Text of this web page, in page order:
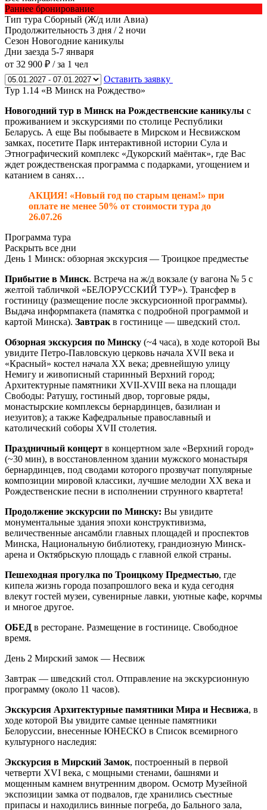
Раннее бронирование
Тип тура Сборный (Ж/д или Авиа)
Продолжительность 3 дня / 2 ночи
Сезон Новогодние каникулы
Дни заезда 5-7 января
от 32 900 ₽ / за 1 чел
Оставить заявку
Тур 1.14 «В Минск на Рождество»
Новогодний тур в Минск на Рождественские каникулы с
проживанием и экскурсиями по столице Республики
Беларусь. А еще Вы побываете в Мирском и Несвижском
замках, посетите Парк интерактивной истории Сула и
Этнографический комплекс «Дукорский маёнтак», где Вас
ждет рождественская программа с подарками, угощением и
катанием в санях…
АКЦИЯ! «Новый год по старым ценам!» при
оплате не менее 50% от стоимости тура до
26.07.26
Программа тура
Раскрыть все дни
День 1 Минск: обзорная экскурсия — Троицкое предместье
Прибытие в Минск. Встреча на ж/д вокзале (у вагона № 5 с
желтой табличкой «БЕЛОРУССКИЙ ТУР»). Трансфер в
гостиницу (размещение после экскурсионной программы).
Выдача информпакета (памятка с подробной программой и
картой Минска). Завтрак в гостинице — шведский стол.
Обзорная экскурсия по Минску (~4 часа), в ходе которой Вы
увидите Петро-Павловскую церковь начала ХVII века и
«Красный» костел начала ХХ века; древнейшую улицу
Немигу и живописный старинный Верхний город;
Архитектурные памятники XVII-XVIII века на площади
Свободы: Ратушу, гостиный двор, торговые ряды,
монастырские комплексы бернардинцев, базилиан и
иезуитов); а также Кафедральные православный и
католический соборы ХVII столетия.
Праздничный концерт в концертном зале «Верхний город»
(~30 мин), в восстановленном здании мужского монастыря
бернардинцев, под сводами которого прозвучат популярные
композиции мировой классики, лучшие мелодии XX века и
Рождественские песни в исполнении струнного квартета!
Продолжение экскурсии по Минску: Вы увидите
монументальные здания эпохи конструктивизма,
величественные ансамбли главных площадей и проспектов
Минска, Национальную библиотеку, грандиозную Минск-
арена и Октябрьскую площадь с главной елкой страны.
Пешеходная прогулка по Троицкому Предместью, где
кипела жизнь города позапрошлого века и куда сегодня
влекут гостей музеи, сувенирные лавки, уютные кафе, корчмы
и многое другое.
ОБЕД в ресторане. Размещение в гостинице. Свободное
время.
День 2 Мирский замок — Несвиж
Завтрак — шведский стол. Отправление на экскурсионную
программу (около 11 часов).
Экскурсия Архитектурные памятники Мира и Несвижа, в
ходе которой Вы увидите самые ценные памятники
Белоруссии, внесенные ЮНЕСКО в Список всемирного
культурного наследия:
Экскурсия в Мирский Замок, построенный в первой
четверти XVI века, с мощными стенами, башнями и
мощенным камнем внутренним двором. Осмотр Музейной
экспозиции замка от подвалов, где хранились съестные
припасы и находились винные погреба, до Бального зала,